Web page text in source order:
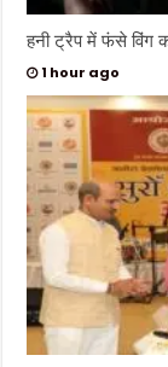
हनी ट्रैप में फंसे विंग
1 hour ago